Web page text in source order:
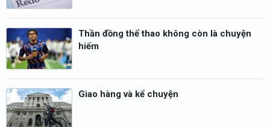
Thần đồng thể thao không còn là chuyện
hiếm
Giao hàng và kể chuyện